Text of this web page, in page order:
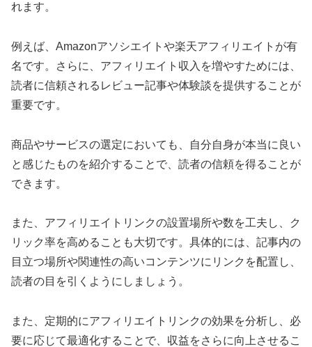
れます。
例えば、Amazonアソシエイトや楽天アフィリエイトが有
名です。さらに、アフィリエイト収入を増やすためには、
読者に信頼されるレビュー記事や体験談を提供することが
重要です。
商品やサービスの選定においても、自分自身が本当に良い
と感じたものを紹介することで、読者の信頼を得ることが
できます。
また、アフィリエイトリンクの設置場所や数を工夫し、ク
リック率を高めることも大切です。具体的には、記事内の
目立つ場所や関連性の高いコンテンツにリンクを配置し、
読者の目を引くようにしましょう。
また、定期的にアフィリエイトリンクの効果を分析し、必
要に応じて最適化することで、収益をさらに向上させるこ